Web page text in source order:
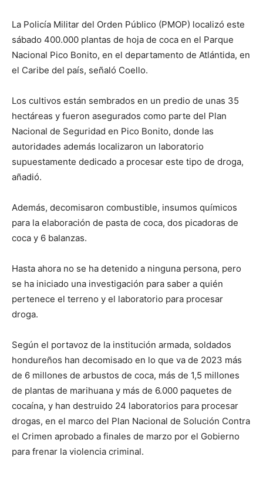
La Policía Militar del Orden Público (PMOP) localizó este
sábado 400.000 plantas de hoja de coca en el Parque
Nacional Pico Bonito, en el departamento de Atlántida, en
el Caribe del país, señaló Coello.
Los cultivos están sembrados en un predio de unas 35
hectáreas y fueron asegurados como parte del Plan
Nacional de Seguridad en Pico Bonito, donde las
autoridades además localizaron un laboratorio
supuestamente dedicado a procesar este tipo de droga,
añadió.
Además, decomisaron combustible, insumos químicos
para la elaboración de pasta de coca, dos picadoras de
coca y 6 balanzas.
Hasta ahora no se ha detenido a ninguna persona, pero
se ha iniciado una investigación para saber a quién
pertenece el terreno y el laboratorio para procesar
droga.
Según el portavoz de la institución armada, soldados
hondureños han decomisado en lo que va de 2023 más
de 6 millones de arbustos de coca, más de 1,5 millones
de plantas de marihuana y más de 6.000 paquetes de
cocaína, y han destruido 24 laboratorios para procesar
drogas, en el marco del Plan Nacional de Solución Contra
el Crimen aprobado a finales de marzo por el Gobierno
para frenar la violencia criminal.